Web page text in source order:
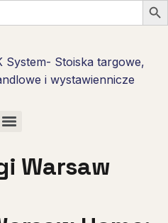
System- Stoiska targowe,
i wystawiennicze
Warsaw